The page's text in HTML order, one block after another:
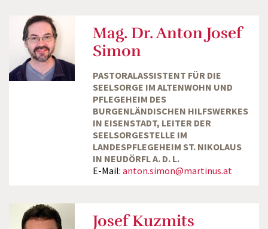
Mag. Dr. Anton Josef
Simon
PASTORALASSISTENT FÜR DIE
SEELSORGE IM ALTENWOHN UND
PFLEGEHEIM DES
BURGENLÄNDISCHEN HILFSWERKES
IN EISENSTADT, LEITER DER
SEELSORGESTELLE IM
LANDESPFLEGEHEIM ST. NIKOLAUS
IN NEUDÖRFL A. D. L.
E-Mail: anton.simon@martinus.at
Josef Kuzmits